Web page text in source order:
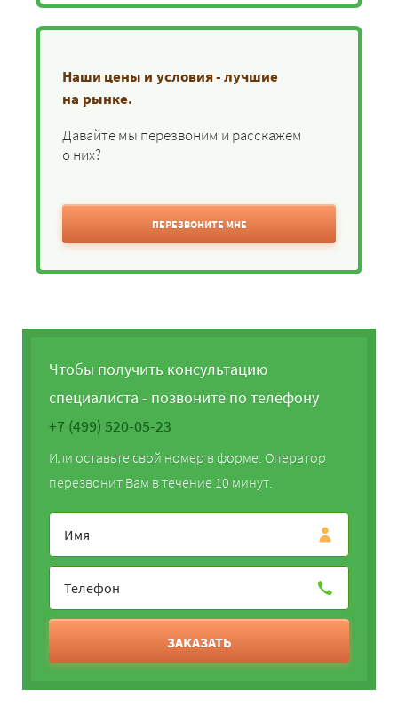
Наши цены и условия - лучшие
на рынке.
Давайте мы перезвоним и расскажем
о них?
ПЕРЕЗВОНИТЕ МНЕ
Чтобы получить консультацию
специалиста - позвоните по телефону
+7 (499) 520-05-23
Или оставьте свой номер в форме. Оператор
перезвонит Вам в течение 10 минут.
ЗАКАЗАТЬ